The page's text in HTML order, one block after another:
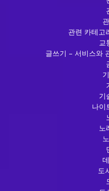
관련 카테고
교
글쓰기 – 서비스와
기
나이
노
도